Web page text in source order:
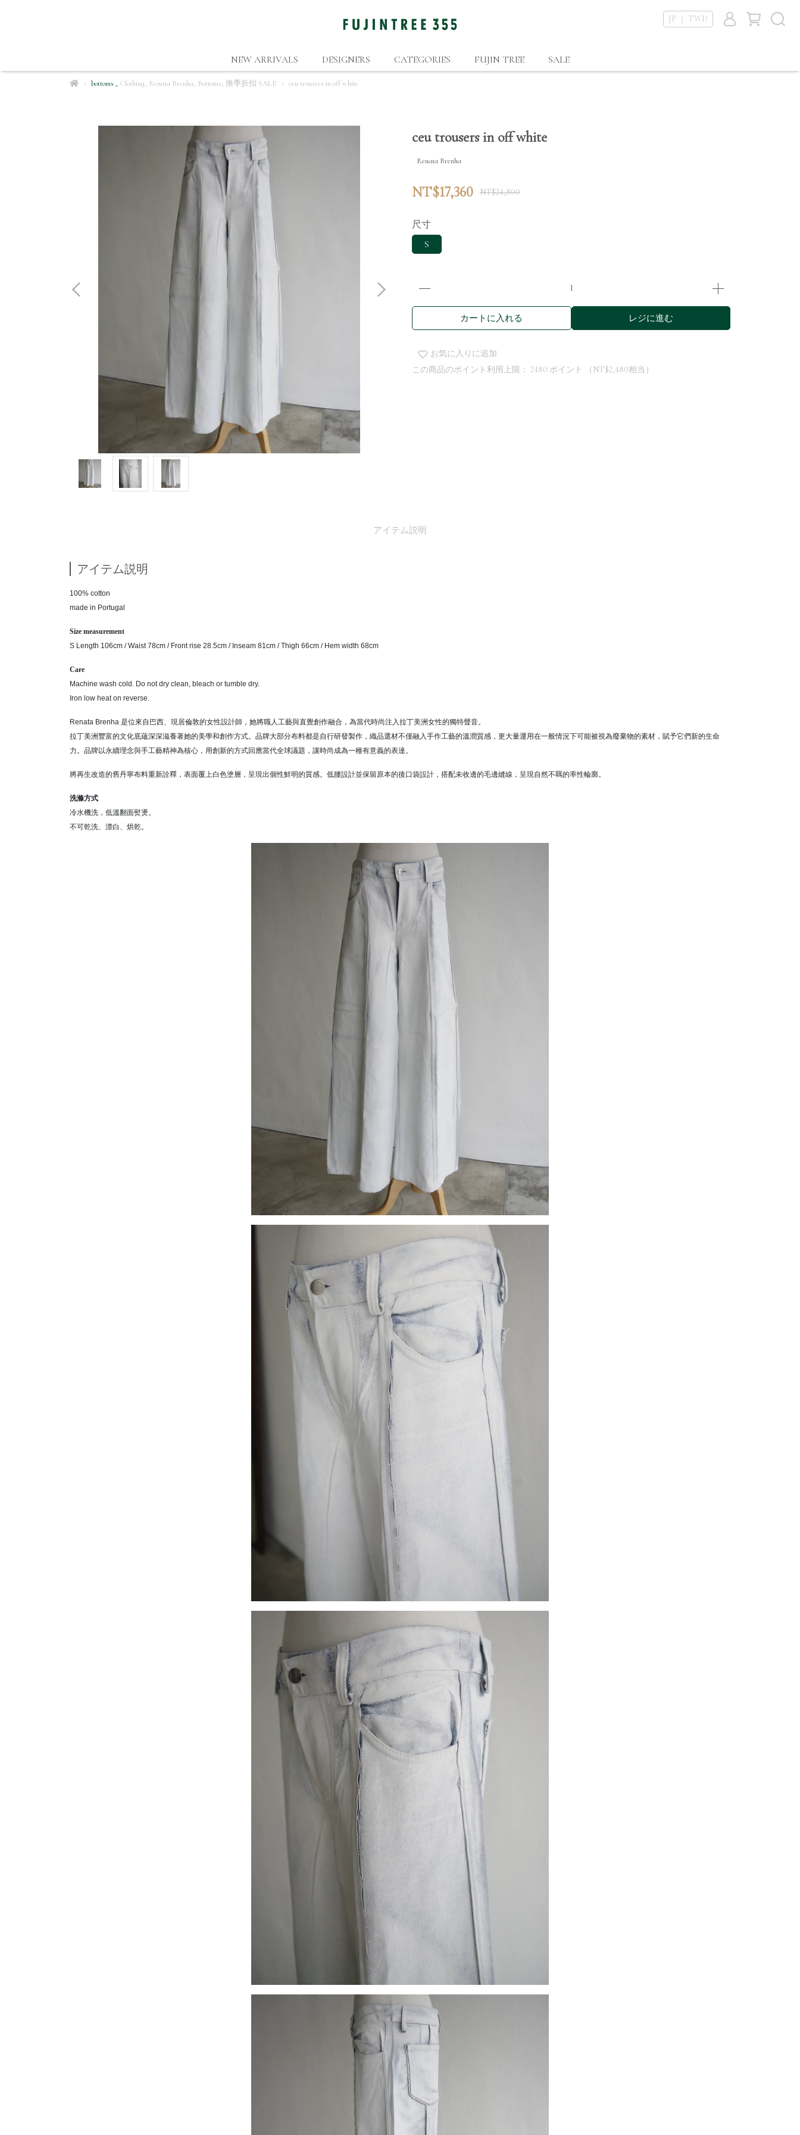
JP ｜ TWD
NEW ARRIVALS DESIGNERS CATEGORIES FUJIN TREE SALE
bottoms , Clothing, Renata Brenha, Bottoms, 換季折扣 SALE ceu trousers in off white
ceu trousers in off white
Renata Brenha
NT$17,360 NT$24,800
尺寸
S
カートに入れる レジに進む
お気に入りに追加
この商品のポイント利用上限： 2480 ポイント （NT$2,480相当）
アイテム説明
アイテム説明
100% cotton
made in Portugal
Size measurement
S Length 106cm / Waist 78cm / Front rise 28.5cm / Inseam 81cm / Thigh 66cm / Hem width 68cm
Care
Machine wash cold. Do not dry clean, bleach or tumble dry.
Iron low heat on reverse.
Renata Brenha 是位來自巴西、現居倫敦的女性設計師，她將職人工藝與直覺創作融合，為當代時尚注入拉丁美洲女性的獨特聲音。
拉丁美洲豐富的文化底蘊深深滋養著她的美學和創作方式。品牌大部分布料都是自行研發製作，織品選材不僅融入手作工藝的溫潤質感，更大量運用在一般情況下可能被視為廢棄物的素材，賦予它們新的生命
力。品牌以永續理念與手工藝精神為核心，用創新的方式回應當代全球議題，讓時尚成為一種有意義的表達。
將再生改造的舊丹寧布料重新詮釋，表面覆上白色塗層，呈現出個性鮮明的質感。低腰設計並保留原本的後口袋設計，搭配未收邊的毛邊縫線，呈現自然不羈的率性輪廓。
洗滌方式
冷水機洗，低溫翻面熨燙。
不可乾洗、漂白、烘乾。